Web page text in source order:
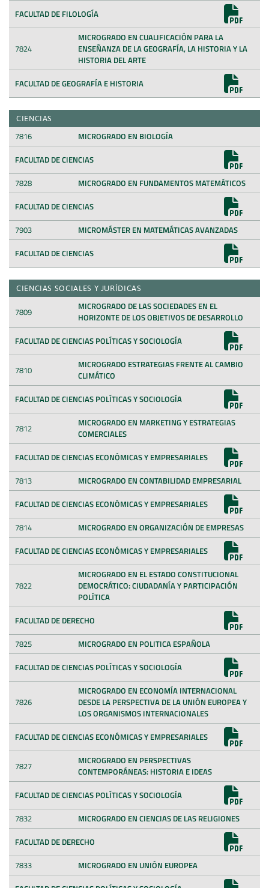
FACULTAD DE FILOLOGÍA
7824
MICROGRADO EN CUALIFICACIÓN PARA LA
ENSEÑANZA DE LA GEOGRAFÍA, LA HISTORIA Y LA
HISTORIA DEL ARTE
FACULTAD DE GEOGRAFÍA E HISTORIA
CIENCIAS
7816
MICROGRADO EN BIOLOGÍA
FACULTAD DE CIENCIAS
7828
MICROGRADO EN FUNDAMENTOS MATEMÁTICOS
FACULTAD DE CIENCIAS
7903
MICROMÁSTER EN MATEMÁTICAS AVANZADAS
FACULTAD DE CIENCIAS
CIENCIAS SOCIALES Y JURÍDICAS
7809
MICROGRADO DE LAS SOCIEDADES EN EL
HORIZONTE DE LOS OBJETIVOS DE DESARROLLO
FACULTAD DE CIENCIAS POLÍTICAS Y SOCIOLOGÍA
7810
MICROGRADO ESTRATEGIAS FRENTE AL CAMBIO
CLIMÁTICO
FACULTAD DE CIENCIAS POLÍTICAS Y SOCIOLOGÍA
7812
MICROGRADO EN MARKETING Y ESTRATEGIAS
COMERCIALES
FACULTAD DE CIENCIAS ECONÓMICAS Y EMPRESARIALES
7813
MICROGRADO EN CONTABILIDAD EMPRESARIAL
FACULTAD DE CIENCIAS ECONÓMICAS Y EMPRESARIALES
7814
MICROGRADO EN ORGANIZACIÓN DE EMPRESAS
FACULTAD DE CIENCIAS ECONÓMICAS Y EMPRESARIALES
7822
MICROGRADO EN EL ESTADO CONSTITUCIONAL
DEMOCRÁTICO: CIUDADANÍA Y PARTICIPACIÓN
POLÍTICA
FACULTAD DE DERECHO
7825
MICROGRADO EN POLITICA ESPAÑOLA
FACULTAD DE CIENCIAS POLÍTICAS Y SOCIOLOGÍA
7826
MICROGRADO EN ECONOMÍA INTERNACIONAL
DESDE LA PERSPECTIVA DE LA UNIÓN EUROPEA Y
LOS ORGANISMOS INTERNACIONALES
FACULTAD DE CIENCIAS ECONÓMICAS Y EMPRESARIALES
7827
MICROGRADO EN PERSPECTIVAS
CONTEMPORÁNEAS: HISTORIA E IDEAS
FACULTAD DE CIENCIAS POLÍTICAS Y SOCIOLOGÍA
7832
MICROGRADO EN CIENCIAS DE LAS RELIGIONES
FACULTAD DE DERECHO
7833
MICROGRADO EN UNIÓN EUROPEA